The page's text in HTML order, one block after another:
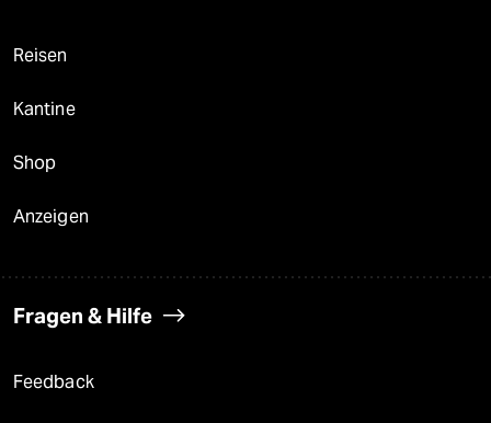
Reisen
Kantine
Shop
Anzeigen
Fragen & Hilfe
Feedback